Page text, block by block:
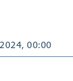
00:00